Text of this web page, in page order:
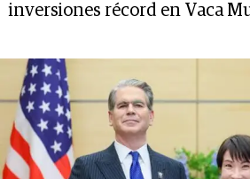
inversiones récord en Vaca